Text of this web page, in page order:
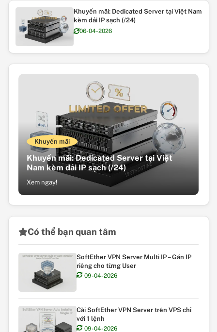
Khuyến mãi: Dedicated Server tại Việt Nam
kèm dải IP sạch (/24)
06-04-2026
Có thể bạn quan tâm
SoftEther VPN Server Multi IP – Gán IP
riêng cho từng User
09-04-2026
Cài SoftEther VPN Server trên VPS chỉ
với 1 lệnh
09-04-2026
Khuyến mãi
Khuyến mãi: Dedicated Server tại Việt
Nam kèm dải IP sạch (/24)
Xem ngay!